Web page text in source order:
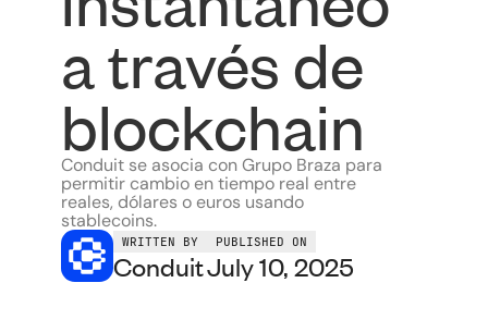
a través de
blockchain
Conduit se asocia con Grupo Braza para
permitir cambio en tiempo real entre
reales, dólares o euros usando
stablecoins.
WRITTEN BY
Conduit
PUBLISHED ON
July 10, 2025